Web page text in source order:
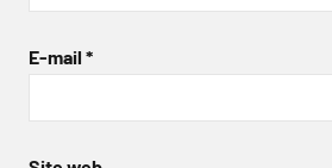
E-mail *